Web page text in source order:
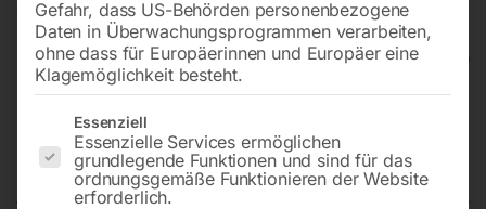
Rangierwagenheber WWH
40003 PH
Gefahr, dass US-Behörden personenbezogene
Daten in Überwachungsprogrammen verarbeiten,
ohne dass für Europäerinnen und Europäer eine
Klagemöglichkeit besteht.
Es folgt eine Liste der Service-Gruppen, für die eine
Essenziell
Essenzielle Services ermöglichen
grundlegende Funktionen und sind für das
ordnungsgemäße Funktionieren der Website
erforderlich.